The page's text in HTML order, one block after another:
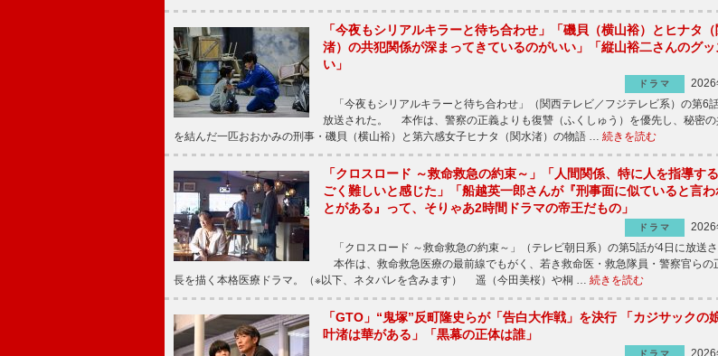
「今夜もシリアルキラーと待ち合わせ」「磯貝（横山裕）とヒナタ
渚）の共犯関係が深まってきているのがいい」「縦山裕二さんのグッ
い」
ドラマ
2026
「今夜もシリアルキラーと待ち合わせ」（関西テレビ／フジテレビ系）の第6
放送された。 本作は、警察の正義よりも復讐（ふくしゅう）を優先し、秘密の
を結んだ一匹おおかみの刑事・磯貝（横山裕）と第六感女子ヒナタ（関水渚）の物語 … 続きを読む
「クロスロード ～救命救急の約束～」「人間関係、特に人を指導す
ごく難しいと感じた」「船越英一郎さんが『刑事面に似ていると言わ
とがある』って、そりゃあ2時間ドラマの帝王だもの」
ドラマ
2026
「クロスロード ～救命救急の約束～」（テレビ朝日系）の第5話が4日に放送さ
本作は、救命救急医療の最前線でもがく、若き救命医・救急隊員・警察官らの
長を描く本格医療ドラマ。（※以下、ネタバレを含みます） 遥（今田美桜）や桐 … 続きを読む
「GTO」“鬼塚”反町隆史らが「告白大作戦」を決行 「カジサックの
叶渚は華がある」「黒幕の正体は誰」
ドラマ 2026